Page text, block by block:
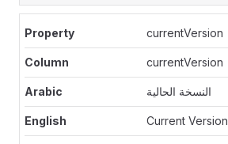
currentVersion
currentVersion
النسخة الحالية
Current Version